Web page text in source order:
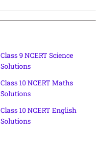
Class 9 NCERT Science
Solutions
Class 10 NCERT Maths
Solutions
Class 10 NCERT English
Solutions